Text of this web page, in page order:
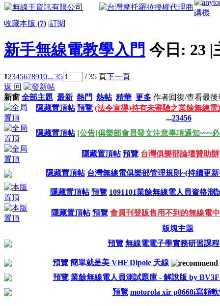
收藏本版 (7) |訂閱
新手無線電教學入門 今日: 23 |
12345678910... 35 / 35 頁下一頁
返 回
新窗 全部主題 最新 熱門 熱帖 精華 更多 作者回復/查看最後
隱藏置頂帖 預覽 (法令宣導)持有未審驗之業餘無線
...23456
隱藏置頂帖 [公告]俱樂部會員發文注意事項通知~~~
隱藏置頂帖 預覽 台灣俱樂部論壇贊助
隱藏置頂帖 台灣無線電俱樂部管理規則~(持續更
隱藏置頂帖 預覽 1091101業餘無線電人員資格測
隱藏置頂帖 預覽 會員刊登販售用不到的無線電
版塊主題
預覽 無線電電子學實務研習課程
預覽 簡單就是美 VHF Dipole 天線
預覽 業餘無線電人員測試題庫 - 解說版 by
預覽 motorola xir p8668i寫頻